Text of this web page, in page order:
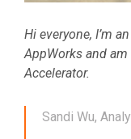
Hi everyone, I’m
AppWorks and
Accelerator.
Sandi Wu,